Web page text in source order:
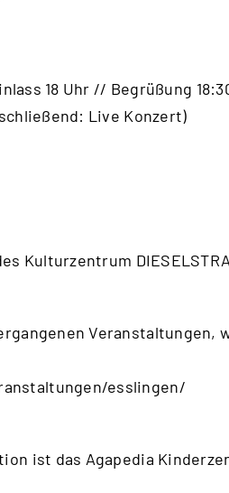
18 Uhr // Begrüßung
Live Konzert)
Kulturzentrum
Veranstaltungen,
esslingen/
ist das Agapedia